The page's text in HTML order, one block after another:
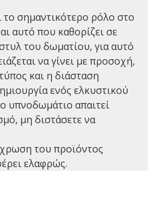
το σημαντικότερο ρόλο στο
αυτό που καθορίζει σε
του δωματίου, για αυτό
να γίνει με προσοχή,
και η διάσταση
ενός ελκυστικού
υπνοδωμάτιο απαιτεί
μη διστάσετε να
του προϊόντος
ελαφρώς.